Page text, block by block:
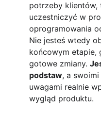
potrzeby klientów,
uczestniczyć w
oprogramowania
Nie jesteś wtedy
końcowym etapie,
gotowe zmiany.
podstaw, a
uwagami realnie
wygląd produktu.